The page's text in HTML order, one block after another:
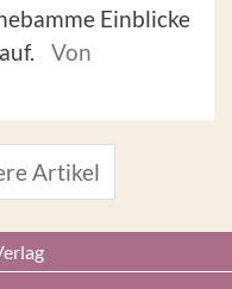
Einblicke
Von
Artikel